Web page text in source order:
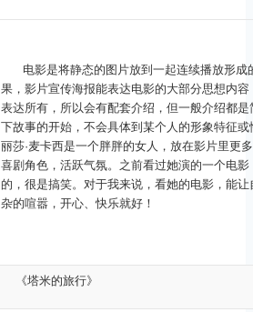
电影是将静态的图片放到一起连续播放形成
果，影片宣传海报能表达电影的大部分思想内
表达所有，所以会有配套介绍，但一般介绍都
下故事的开始，不会具体到某个人的形象特征
丽莎·麦卡西是一个胖胖的女人，放在影片里更
喜剧角色，活跃气氛。之前看过她演的一个电
的，很是搞笑。对于我来说，看她的电影，能
杂的喧嚣，开心、快乐就好！
《塔米的旅行》